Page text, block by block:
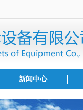
新闻中心